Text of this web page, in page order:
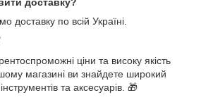
доставку по всій Україні.
ціни та високу якість
магазині ви знайдете широкий
та аксесуарів. 🎁